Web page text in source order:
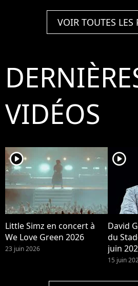
VOIR TOUTES LES
VIDÉOS
player2
Little Simz en concert à
We Love Green 2026
23 juin 2026
player2
David
du
juin
15 juin